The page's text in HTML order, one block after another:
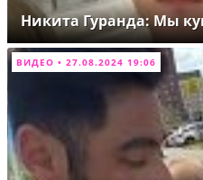
Никита Гуранда: Мы
ВИДЕО • 27.08.2024 19:06